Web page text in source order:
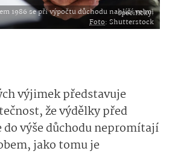
Na výplaty před rokem 1986 se při výpočtu důchodu nahlíží velmi specificky.
Foto: Shutterstock
výjimek představuje
že výdělky před
do výše důchodu nepromítají
jako tomu je